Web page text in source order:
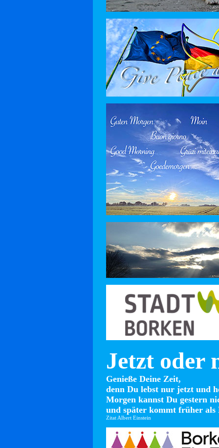
Jetzt oder
Genieße Deine Zeit,
denn Du lebst nur jetzt und
Morgen kannst Du gestern
und später kommt früher als
Zitat Albert Einstein